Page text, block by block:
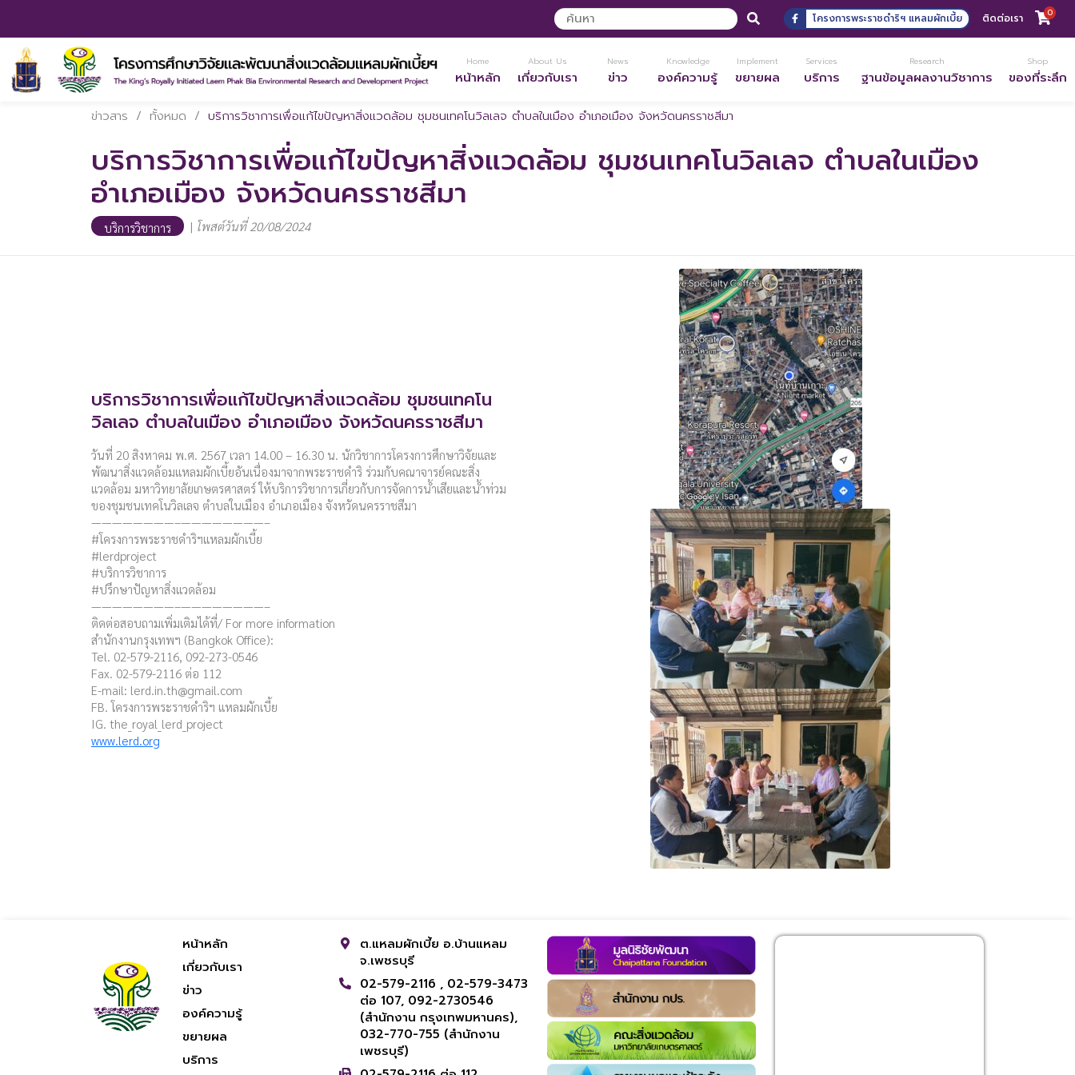
โครงการพระราชดำริฯ แหลมผักเบี้ย ติดต่อเรา 0
Home
หน้าหลัก
About Us
เกี่ยวกับเรา
News
ข่าว
Knowledge
องค์ความรู้
Implement
ขยายผล
Services
บริการ
Research
ฐานข้อมูลผลงานวิชาการ
Shop
ของที่ระลึก
ข่าวสาร / ทั้งหมด / บริการวิชาการเพื่อแก้ไขปัญหาสิ่งแวดล้อม ชุมชนเทคโนวิลเลจ ตำบลในเมือง อำเภอเมือง จังหวัดนครราชสีมา
บริการวิชาการเพื่อแก้ไขปัญหาสิ่งแวดล้อม ชุมชนเทคโนวิลเลจ ตำบลในเมือง
อำเภอเมือง จังหวัดนครราชสีมา
บริการวิชาการ | โพสต์วันที่ 20/08/2024
บริการวิชาการเพื่อแก้ไขปัญหาสิ่งแวดล้อม ชุมชนเทคโน
วิลเลจ ตำบลในเมือง อำเภอเมือง จังหวัดนครราชสีมา
วันที่ 20 สิงหาคม พ.ศ. 2567 เวลา 14.00 – 16.30 น. นักวิชาการโครงการศึกษาวิจัยและ
พัฒนาสิ่งแวดล้อมแหลมผักเบี้ยอันเนื่องมาจากพระราชดำริ ร่วมกับคณาจารย์คณะสิ่ง
แวดล้อม มหาวิทยาลัยเกษตรศาสตร์ ให้บริการวิชาการเกี่ยวกับการจัดการน้ำเสียและน้ำท่วม
ของชุมชนเทคโนวิลเลจ ตำบลในเมือง อำเภอเมือง จังหวัดนครราชสีมา
————————–————————–
#โครงการพระราชดำริฯแหลมผักเบี้ย
#lerdproject
#บริการวิชาการ
#ปรึกษาปัญหาสิ่งแวดล้อม
————————–————————–
ติดต่อสอบถามเพิ่มเติมได้ที่/ For more information
สำนักงานกรุงเทพฯ (Bangkok Office):
Tel. 02-579-2116, 092-273-0546
Fax. 02-579-2116 ต่อ 112
E-mail: lerd.in.th@gmail.com
FB. โครงการพระราชดำริฯ แหลมผักเบี้ย
IG. the_royal_lerd_project
www.lerd.org
หน้าหลัก
เกี่ยวกับเรา
ข่าว
องค์ความรู้
ขยายผล
บริการ
ต.แหลมผักเบี้ย อ.บ้านแหลม
จ.เพชรบุรี
02-579-2116 , 02-579-3473
ต่อ 107, 092-2730546
(สำนักงาน กรุงเทพมหานคร),
032-770-755 (สำนักงาน
เพชรบุรี)